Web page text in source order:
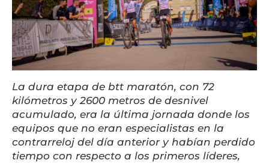
La dura etapa de btt maratón, con 72
kilómetros y 2600 metros de desnivel
acumulado, era la última jornada donde los
equipos que no eran especialistas en la
contrarreloj del día anterior y habían perdido
tiempo con respecto a los primeros líderes,